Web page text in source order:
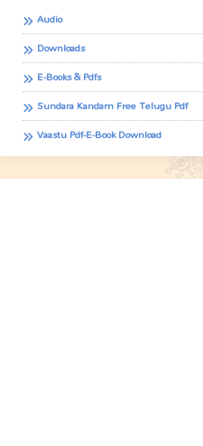
Audio
Downloads
E-Books & Pdfs
Sundara Kandam Free Telugu Pdf
Vaastu Pdf-E-Book Download